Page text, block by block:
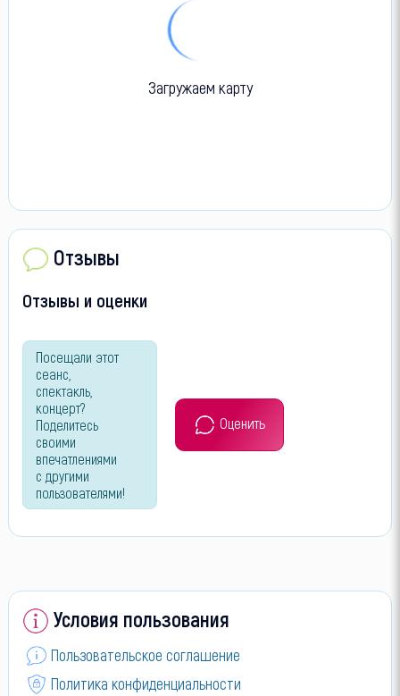
Загружаем карту
Отзывы
Отзывы и оценки
Посещали этот
сеанс,
спектакль,
концерт?
Поделитесь
своими
впечатлениями
с другими
пользователями!
Оценить
Условия пользования
Пользовательское соглашение
Политика конфиденциальности